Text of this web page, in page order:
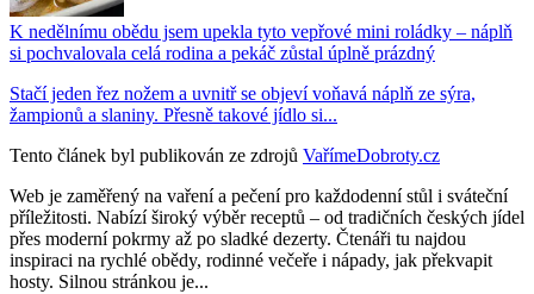
K nedělnímu obědu jsem upekla tyto vepřové mini roládky – náplň
si pochvalovala celá rodina a pekáč zůstal úplně prázdný
Stačí jeden řez nožem a uvnitř se objeví voňavá náplň ze sýra,
žampionů a slaniny. Přesně takové jídlo si...
Tento článek byl publikován ze zdrojů VařímeDobroty.cz
Web je zaměřený na vaření a pečení pro každodenní stůl i sváteční
příležitosti. Nabízí široký výběr receptů – od tradičních českých jídel
přes moderní pokrmy až po sladké dezerty. Čtenáři tu najdou
inspiraci na rychlé obědy, rodinné večeře i nápady, jak překvapit
hosty. Silnou stránkou je...